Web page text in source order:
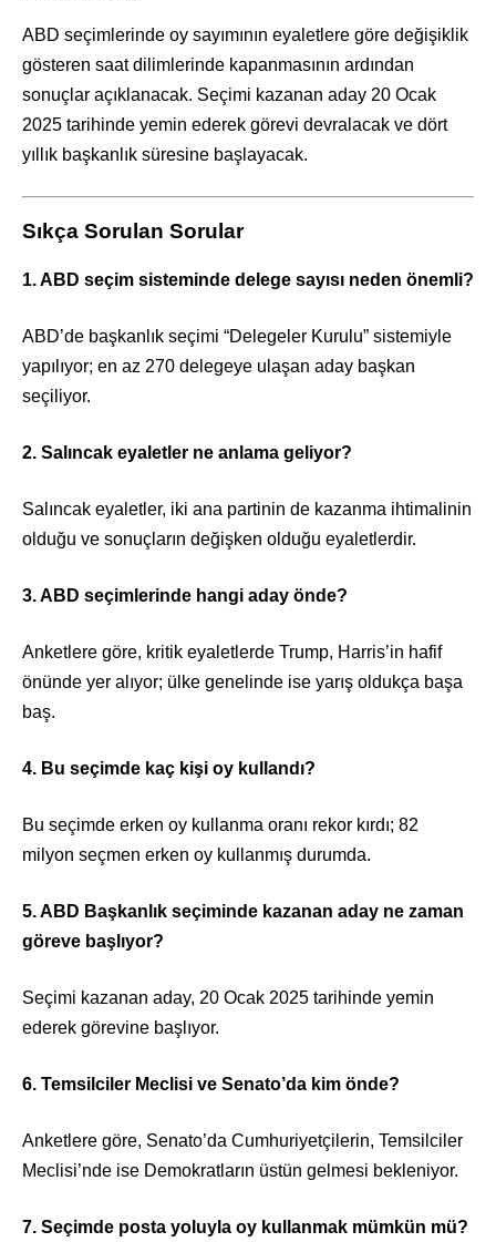
ABD seçimlerinde oy sayımının eyaletlere göre değişiklik
gösteren saat dilimlerinde kapanmasının ardından
sonuçlar açıklanacak. Seçimi kazanan aday 20 Ocak
2025 tarihinde yemin ederek görevi devralacak ve dört
yıllık başkanlık süresine başlayacak.
Sıkça Sorulan Sorular
1. ABD seçim sisteminde delege sayısı neden önemli?
ABD’de başkanlık seçimi “Delegeler Kurulu” sistemiyle
yapılıyor; en az 270 delegeye ulaşan aday başkan
seçiliyor.
2. Salıncak eyaletler ne anlama geliyor?
Salıncak eyaletler, iki ana partinin de kazanma ihtimalinin
olduğu ve sonuçların değişken olduğu eyaletlerdir.
3. ABD seçimlerinde hangi aday önde?
Anketlere göre, kritik eyaletlerde Trump, Harris’in hafif
önünde yer alıyor; ülke genelinde ise yarış oldukça başa
baş.
4. Bu seçimde kaç kişi oy kullandı?
Bu seçimde erken oy kullanma oranı rekor kırdı; 82
milyon seçmen erken oy kullanmış durumda.
5. ABD Başkanlık seçiminde kazanan aday ne zaman
göreve başlıyor?
Seçimi kazanan aday, 20 Ocak 2025 tarihinde yemin
ederek görevine başlıyor.
6. Temsilciler Meclisi ve Senato’da kim önde?
Anketlere göre, Senato’da Cumhuriyetçilerin, Temsilciler
Meclisi’nde ise Demokratların üstün gelmesi bekleniyor.
7. Seçimde posta yoluyla oy kullanmak mümkün mü?